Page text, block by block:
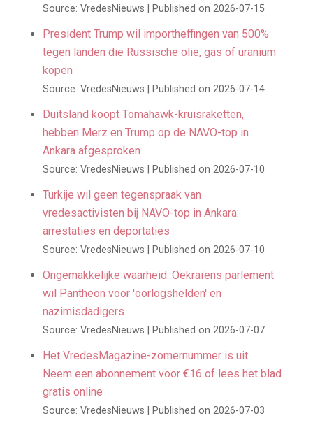
Source: VredesNieuws Published on 2026-07-15
President Trump wil importheffingen van 500%
tegen landen die Russische olie, gas of uranium
kopen
Source: VredesNieuws Published on 2026-07-14
Duitsland koopt Tomahawk-kruisraketten,
hebben Merz en Trump op de NAVO-top in
Ankara afgesproken
Source: VredesNieuws Published on 2026-07-10
Turkije wil geen tegenspraak van
vredesactivisten bij NAVO-top in Ankara:
arrestaties en deportaties
Source: VredesNieuws Published on 2026-07-10
Ongemakkelijke waarheid: Oekraïens parlement
wil Pantheon voor 'oorlogshelden' en
nazimisdadigers
Source: VredesNieuws Published on 2026-07-07
Het VredesMagazine-zomernummer is uit.
Neem een abonnement voor €16 of lees het blad
gratis online
Source: VredesNieuws Published on 2026-07-03